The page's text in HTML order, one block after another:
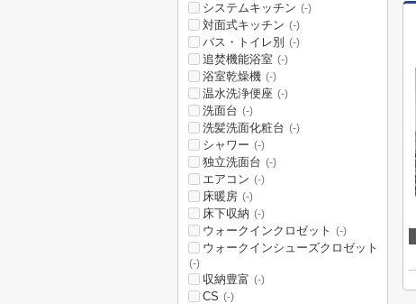
システムキッチン (-)
対面式キッチン (-)
バス・トイレ別 (-)
追焚機能浴室 (-)
浴室乾燥機 (-)
温水洗浄便座 (-)
洗面台 (-)
洗髪洗面化粧台 (-)
シャワー (-)
独立洗面台 (-)
エアコン (-)
床暖房 (-)
床下収納 (-)
ウォークインクロゼット (-)
ウォークインシューズクロゼット
(-)
収納豊富 (-)
CS (-)